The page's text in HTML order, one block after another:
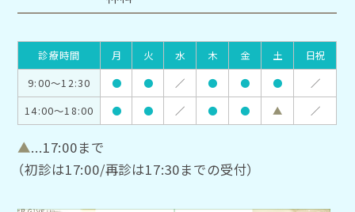
診療時間 月 火 水 木 金 土
日祝
9:00～12:30
● ● ／ ● ● ●
／
14:00～18:00
● ● ／ ● ● ▲ ／
▲...17:00まで
（初診は17:00/再診は17:30までの受付）